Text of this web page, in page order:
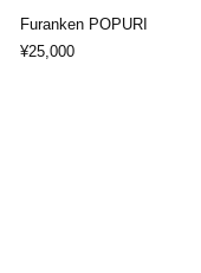
Furanken POPURI
¥25,000